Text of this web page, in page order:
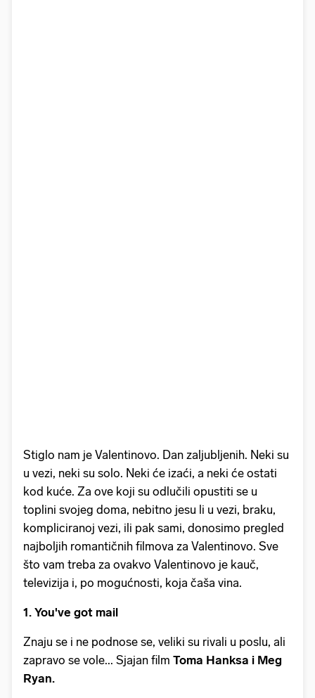
Stiglo nam je Valentinovo. Dan zaljubljenih. Neki su
u vezi, neki su solo. Neki će izaći, a neki će ostati
kod kuće. Za ove koji su odlučili opustiti se u
toplini svojeg doma, nebitno jesu li u vezi, braku,
kompliciranoj vezi, ili pak sami, donosimo pregled
najboljih romantičnih filmova za Valentinovo. Sve
što vam treba za ovakvo Valentinovo je kauč,
televizija i, po mogućnosti, koja čaša vina.
1. You've got mail
Znaju se i ne podnose se, veliki su rivali u poslu, ali
zapravo se vole... Sjajan film Toma Hanksa i Meg
Ryan.